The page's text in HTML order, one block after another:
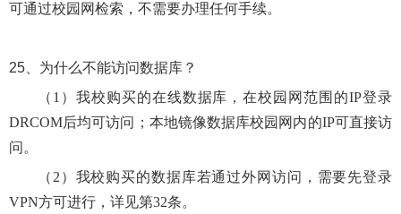
可通过校园网检索，不需要办理任何手续。
25、 为什么不能访问数据库？
（ 1）我校购买的在线数据库，在校园网范围的IP登录
DRCOM后均可访问；本地镜像数据库校园网内的IP可直接访
问。
（ 2）我校购买的数据库若通过外网访问，需要先登录
VPN方可进行，详见第32条。